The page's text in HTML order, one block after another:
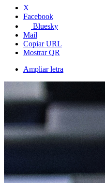
X
Facebook
Bluesky
Mail
Copiar URL
Mostrar QR
Ampliar letra